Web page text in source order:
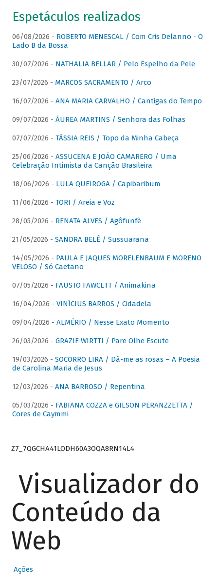
Espetáculos realizados
06/08/2026 - ROBERTO MENESCAL / Com Cris Delanno - O
Lado B da Bossa
30/07/2026 - NATHALIA BELLAR / Pelo Espelho da Pele
23/07/2026 - MARCOS SACRAMENTO / Arco
16/07/2026 - ANA MARIA CARVALHO / Cantigas do Tempo
09/07/2026 - ÁUREA MARTINS / Senhora das Folhas
07/07/2026 - TÁSSIA REIS / Topo da Minha Cabeça
25/06/2026 - ASSUCENA E JOÃO CAMARERO / Uma
Celebração Intimista da Canção Brasileira
18/06/2026 - LULA QUEIROGA / Capibaribum
11/06/2026 - TORI / Areia e Voz
28/05/2026 - RENATA ALVES / Agôfunfè
21/05/2026 - SANDRA BELÊ / Sussuarana
14/05/2026 - PAULA E JAQUES MORELENBAUM E MORENO
VELOSO / Só Caetano
07/05/2026 - FAUSTO FAWCETT / Animakina
16/04/2026 - VINÍCIUS BARROS / Cidadela
09/04/2026 - ALMÉRIO / Nesse Exato Momento
26/03/2026 - GRAZIE WIRTTI / Pare Olhe Escute
19/03/2026 - SOCORRO LIRA / Dá-me as rosas – A Poesia
de Carolina Maria de Jesus
12/03/2026 - ANA BARROSO / Repentina
05/03/2026 - FABIANA COZZA e GILSON PERANZZETTA /
Cores de Caymmi
Z7_7QGCHA41LODH60A3OQA8RN14L4
Visualizador do
Conteúdo da
Web
Ações